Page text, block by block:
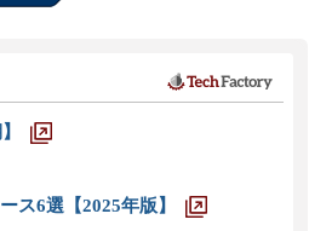
ス6選【2025年版】